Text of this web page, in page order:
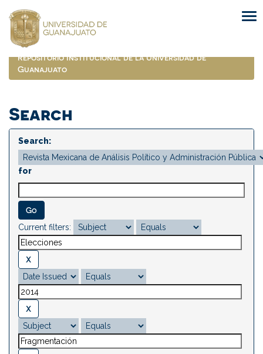
navigation
Repositorio Institucional de la Universidad de
Guanajuato
Search
Search:
for
Current filters: